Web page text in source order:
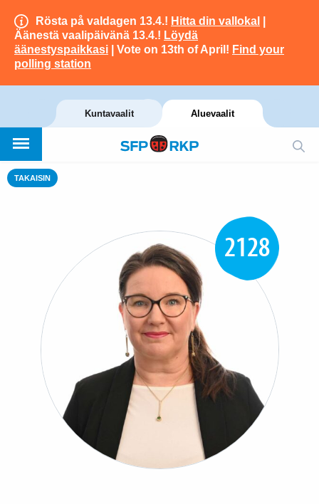
Rösta på valdagen 13.4.! Hitta din vallokal
Äänestä vaalipäivänä 13.4.! Löydä
äänestyspaikkasi | Vote on 13th of April! Find your
polling station
Kuntavaalit Aluevaalit
TAKAISIN
2128